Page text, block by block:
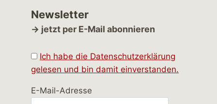
Newsletter
→ jetzt per E-Mail abonnieren
Ich habe die Datenschutzerklärung
gelesen und bin damit einverstanden.
E-Mail-Adresse